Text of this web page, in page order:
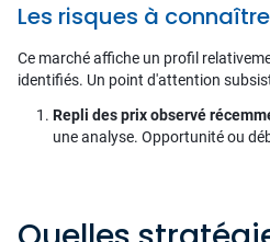
Les risques à connaître
Ce marché affiche un profil
identifiés. Un point d'attention
Repli des prix observé
une analyse. Opportunité ou